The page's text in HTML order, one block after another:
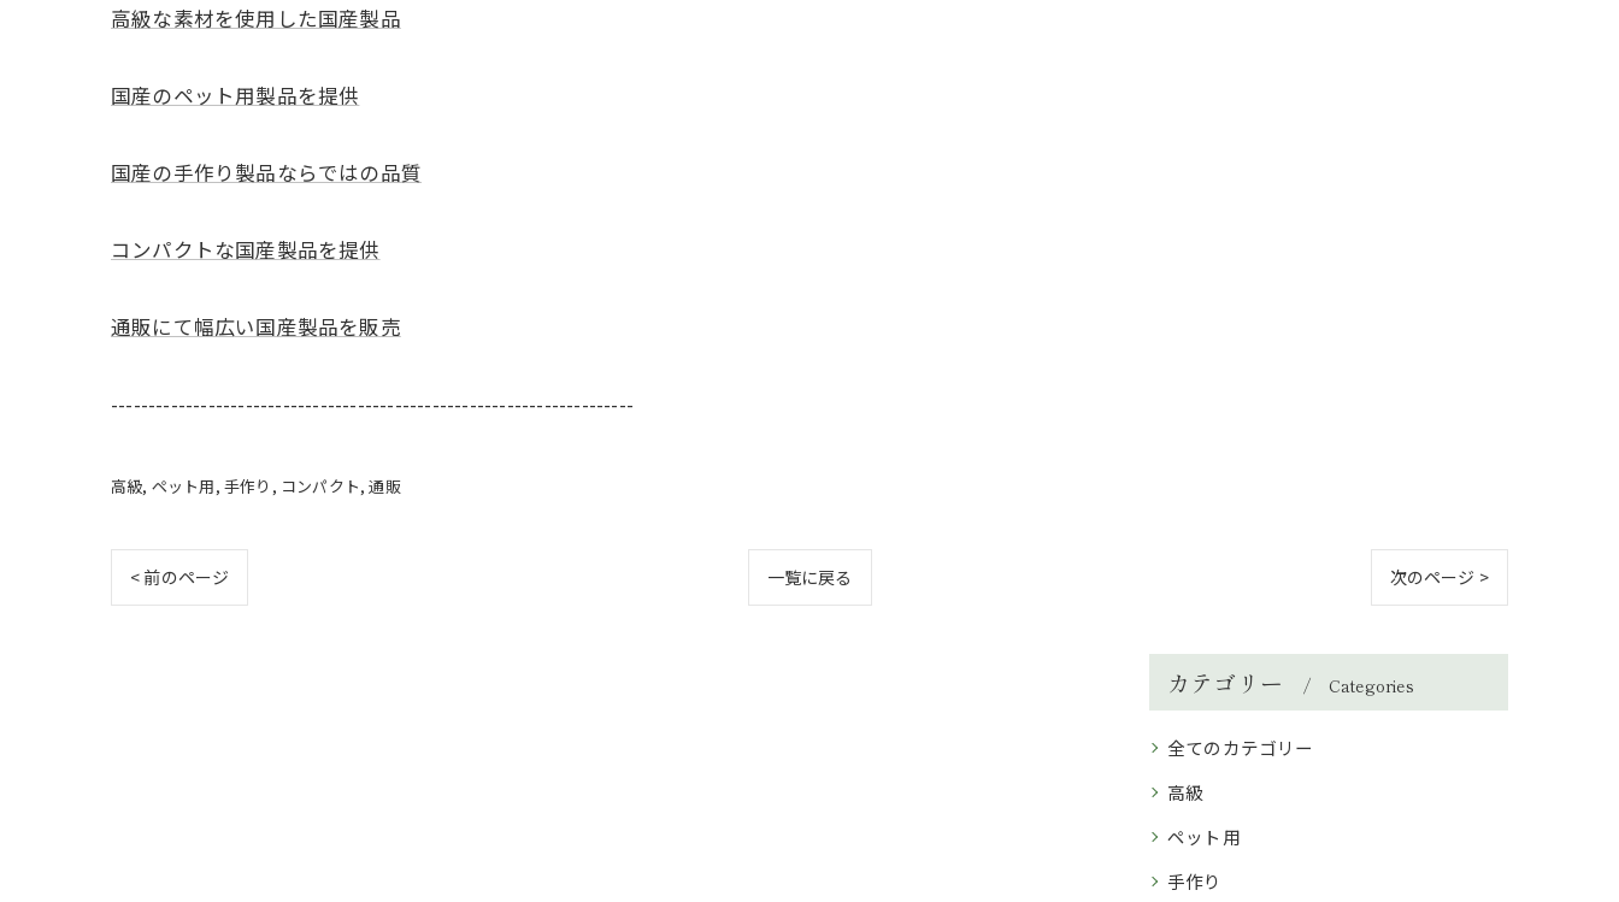
高級な素材を使用した国産製品
国産のペット用製品を提供
国産の手作り製品ならではの品質
コンパクトな国産製品を提供
通販にて幅広い国産製品を販売
----------------------------------------------------------------------
高級 ペット用 手作り コンパクト 通販
< 前のページ 一覧に戻る 次のページ >
カテゴリー Categories
全てのカテゴリー
高級
ペット用
手作り